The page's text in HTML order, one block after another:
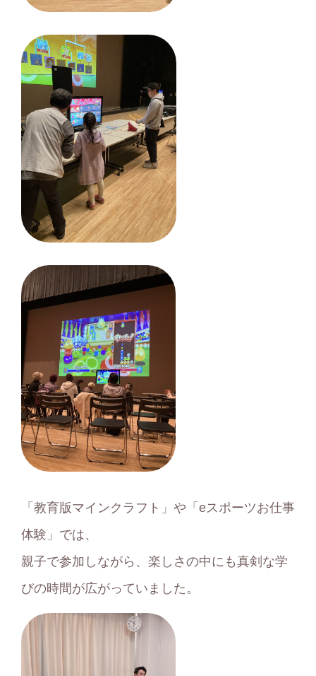
「教育版マインクラフト」や「eスポーツお仕事
体験」では、
親子で参加しながら、楽しさの中にも真剣な学
びの時間が広がっていました。